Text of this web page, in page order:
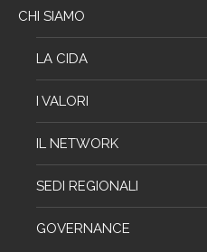
CHI SIAMO
LA CIDA
I VALORI
IL NETWORK
SEDI REGIONALI
GOVERNANCE